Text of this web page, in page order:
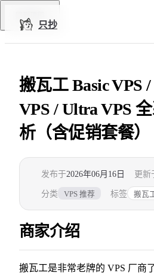
只抄
搬瓦工 Basic VPS
VPS / Ultra VPS
析（含促销套餐）
发布于2026年06月16日 更新
分类 VPS 推荐 标签 搬瓦
商家介绍
搬瓦工是非常老牌的 VPS 厂商